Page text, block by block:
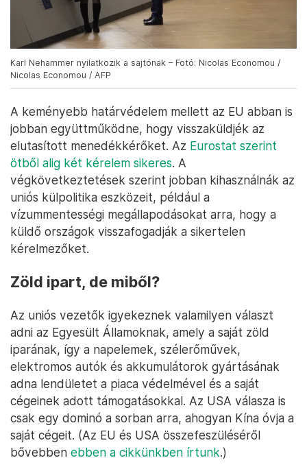
Karl Nehammer nyilatkozik a sajtónak – Fotó: Nicolas Economou /
Nicolas Economou / AFP
A keményebb határvédelem mellett az EU abban is
jobban együttműködne, hogy visszaküldjék az
elutasított menedékkérőket. Az Eurostat szerint
ötből alig két kérelem sikeres. A
végkövetkeztetések szerint jobban kihasználnák az
uniós külpolitika eszközeit, például a
vízummentességi megállapodásokat arra, hogy a
küldő országok visszafogadják a sikertelen
kérelmezőket.
Zöld ipart, de miből?
Az uniós vezetők igyekeznek valamilyen választ
adni az Egyesült Államoknak, amely a saját zöld
iparának, így a napelemek, szélerőművek,
elektromos autók és akkumulátorok gyártásának
adna lendületet a piaca védelmével és a saját
cégeinek adott támogatásokkal. Az USA válasza is
csak egy dominó a sorban arra, ahogyan Kína óvja a
saját cégeit. (Az EU és USA összefeszüléséről
bővebben ebben a cikkünkben írtunk.)